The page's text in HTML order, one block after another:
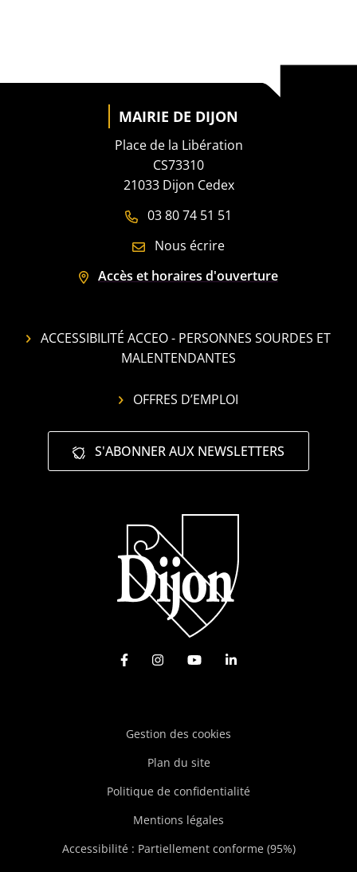
MAIRIE DE DIJON
Place de la Libération
CS73310
21033 Dijon Cedex
03 80 74 51 51
Nous écrire
Accès et horaires d'ouverture
ACCESSIBILITÉ ACCEO - PERSONNES SOURDES ET
MALENTENDANTES
OFFRES D’EMPLOI
S'ABONNER AUX NEWSLETTERS
Lien vers le compte Facebook
Lien vers le compte Instagram
Lien vers la chaîne
Lien vers le compte
Gestion des cookies
Plan du site
Politique de confidentialité
Mentions légales
Accessibilité : Partiellement conforme (95%)